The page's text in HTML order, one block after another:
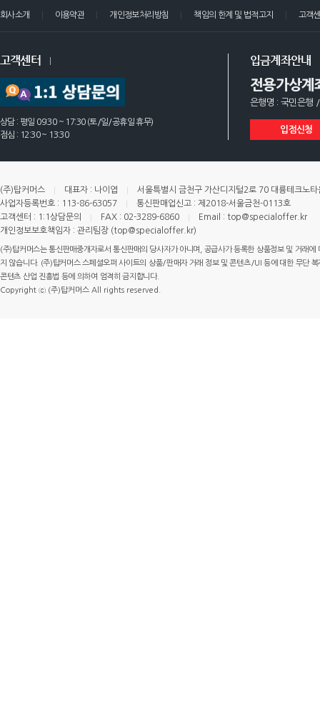
회사소개 이용약관 개인정보처리방침 책임의 한계 및 법적고지 고객
고객센터
상담 : 평일 09:30 ~ 17:30 (토/일/공휴일 휴무)
점심 : 12:30 ~ 13:30
입금계좌안내
전용가상계
은행명 : 국민은행
입점신청
(주)탑커머스 대표자 : 나이엽
서울특별시 금천구 가산디지털2로 70 대륭테크노
사업자등록번호 : 113-86-63057
통신판매업신고 : 제2018-서울금천-0113호
고객센터 : 1:1상담문의
FAX : 02-3289-6860
Email : top@specialoffer.kr
개인정보보호책임자 : 관리팀장 (top@specialoffer.kr)
(주)탑커머스는 통신판매중개자로서 통신판매의 당사자가 아니며, 공급사가 등록한 상품정보 및 거래
지 않습니다. (주)탑커머스 스페셜오퍼 사이트의 상품/판매자 거래 정보 및 콘텐츠/UI 등에 대한 무단
콘텐츠 산업 진흥법 등에 의하여 엄격히 금지합니다.
Copyright ⓒ (주)탑커머스 All rights reserved.